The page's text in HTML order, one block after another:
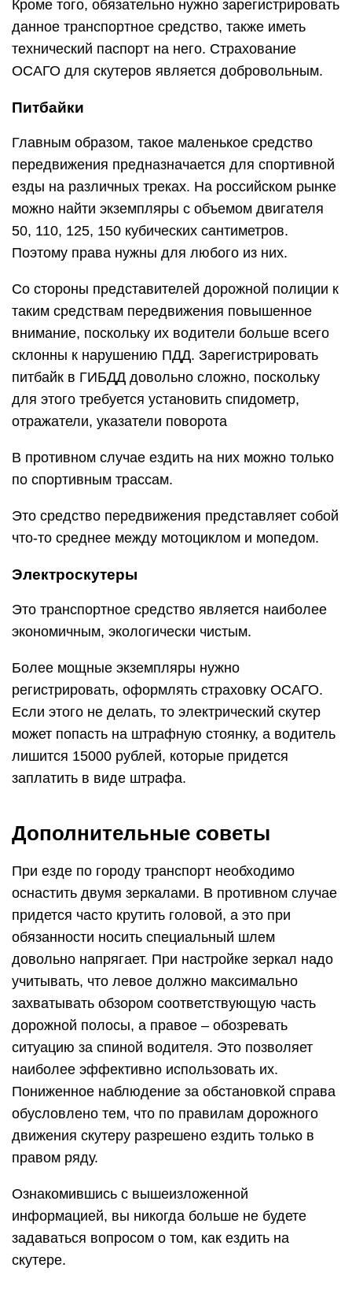
Кроме того, обязательно нужно зарегистрировать
данное транспортное средство, также иметь
технический паспорт на него. Страхование
ОСАГО для скутеров является добровольным.
Питбайки
Главным образом, такое маленькое средство
передвижения предназначается для спортивной
езды на различных треках. На российском рынке
можно найти экземпляры с объемом двигателя
50, 110, 125, 150 кубических сантиметров.
Поэтому права нужны для любого из них.
Со стороны представителей дорожной полиции к
таким средствам передвижения повышенное
внимание, поскольку их водители больше всего
склонны к нарушению ПДД. Зарегистрировать
питбайк в ГИБДД довольно сложно, поскольку
для этого требуется установить спидометр,
отражатели, указатели поворота
В противном случае ездить на них можно только
по спортивным трассам.
Это средство передвижения представляет собой
что-то среднее между мотоциклом и мопедом.
Электроскутеры
Это транспортное средство является наиболее
экономичным, экологически чистым.
Более мощные экземпляры нужно
регистрировать, оформлять страховку ОСАГО.
Если этого не делать, то электрический скутер
может попасть на штрафную стоянку, а водитель
лишится 15000 рублей, которые придется
заплатить в виде штрафа.
Дополнительные советы
При езде по городу транспорт необходимо
оснастить двумя зеркалами. В противном случае
придется часто крутить головой, а это при
обязанности носить специальный шлем
довольно напрягает. При настройке зеркал надо
учитывать, что левое должно максимально
захватывать обзором соответствующую часть
дорожной полосы, а правое – обозревать
ситуацию за спиной водителя. Это позволяет
наиболее эффективно использовать их.
Пониженное наблюдение за обстановкой справа
обусловлено тем, что по правилам дорожного
движения скутеру разрешено ездить только в
правом ряду.
Ознакомившись с вышеизложенной
информацией, вы никогда больше не будете
задаваться вопросом о том, как ездить на
скутере.